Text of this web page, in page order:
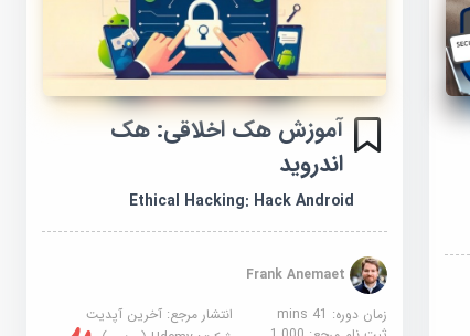
آموزش هک اخلاقی: هک
اندروید
Ethical Hacking: Hack Android
Frank Anemaet
زمان دوره: 41 mins
انتشار مرجع:آخرین آپدیت